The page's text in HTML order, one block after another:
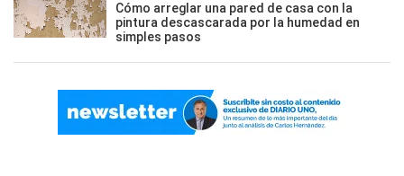
Cómo arreglar una pared de casa con la
pintura descascarada por la humedad en
simples pasos